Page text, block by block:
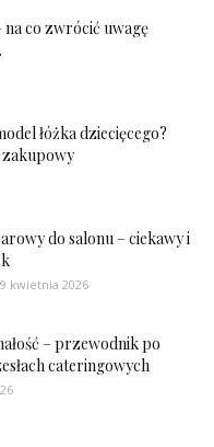
na co zwrócić uwagę
łóżka dziecięcego?
do salonu – ciekawy i
kwietnia 2026
– przewodnik po
cateringowych